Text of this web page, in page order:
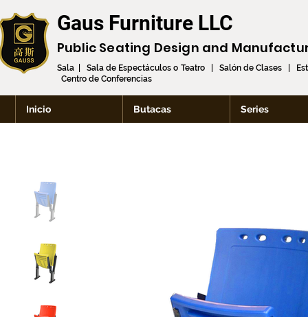
Gaus Furniture LLC
Public Seating Design and
Sala | Sala de Espectáculos o Teatro | Salón de Clases |
Centro de Conferencias
Inicio Butacas Series